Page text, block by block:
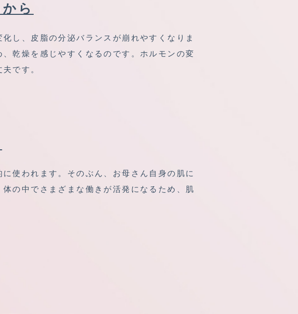
ら
し、皮脂の分泌バランスが崩れやすくなりま
乾燥を感じやすくなるのです。ホルモンの変
です。
使われます。そのぶん、お母さん自身の肌に
の中でさまざまな働きが活発になるため、肌